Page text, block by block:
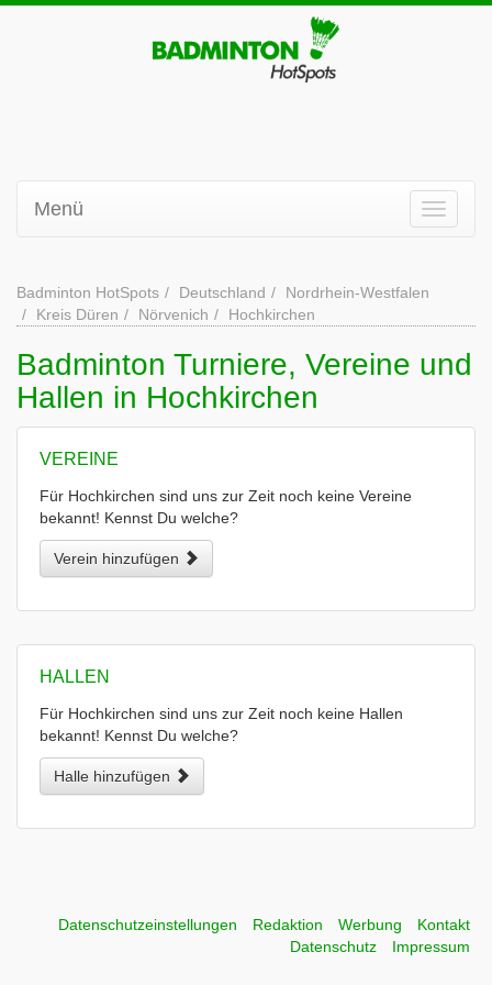
Menü
Badminton HotSpots Deutschland
Nordrhein-Westfalen
Kreis Düren
Nörvenich Hochkirchen
Badminton Turniere, Vereine und
Hallen in Hochkirchen
VEREINE
Für Hochkirchen sind uns zur Zeit noch keine Vereine
bekannt! Kennst Du welche?
Verein hinzufügen
HALLEN
Für Hochkirchen sind uns zur Zeit noch keine Hallen
bekannt! Kennst Du welche?
Halle hinzufügen
Datenschutzeinstellungen Redaktion Werbung
Kontakt
Datenschutz
Impressum